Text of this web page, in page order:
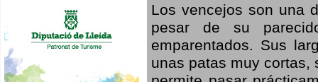
Los vencejos son una
pesar de su
emparentados. Sus
unas patas muy cortas,